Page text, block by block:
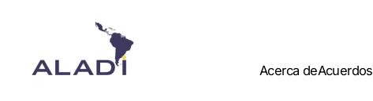
to
Acerca deAcuerdos